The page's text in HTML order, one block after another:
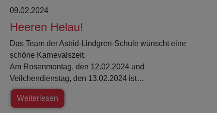
09.02.2024
Heeren Helau!
Das Team der Astrid-Lindgren-Schule wünscht eine
schöne Karnevalszeit.
Am Rosenmontag, den 12.02.2024 und
Veilchendienstag, den 13.02.2024 ist…
Weiterlesen